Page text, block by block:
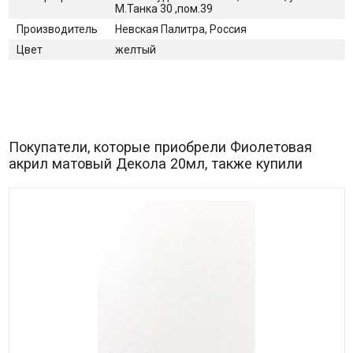
М.Танка 30 ,пом.39
Производитель
Невская Палитра, Россия
Цвет
желтый
Покупатели, которые приобрели Фиолетовая
акрил матовый Декола 20мл, также купили